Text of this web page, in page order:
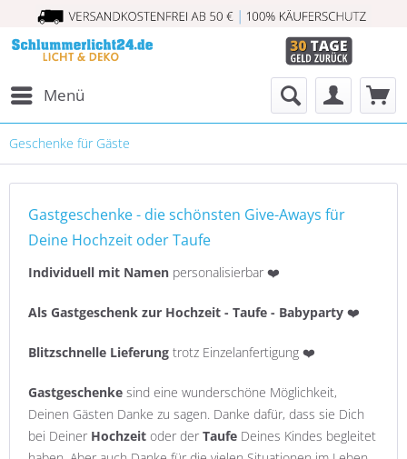
Menü
Geschenke für Gäste
Gastgeschenke - die schönsten Give-Aways für
Deine Hochzeit oder Taufe
Individuell mit Namen personalisierbar ❤️
Als Gastgeschenk zur Hochzeit - Taufe - Babyparty ❤️
Blitzschnelle Lieferung trotz Einzelanfertigung ❤️
Gastgeschenke sind eine wunderschöne Möglichkeit,
Deinen Gästen Danke zu sagen. Danke dafür, dass sie Dich
bei Deiner Hochzeit oder der Taufe Deines Kindes begleitet